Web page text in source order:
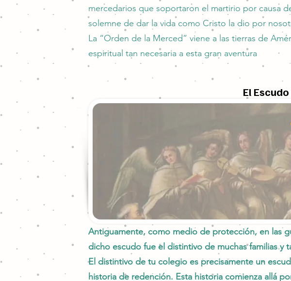
mercedarios que soportaron el martirio por causa
solemne de dar la vida como Cristo la dio por
La “Orden de la Merced” viene a las tierras de
espiritual tan necesaria a esta gran aventura
El
Antiguamente, como medio de protección, en las
dicho escudo fue el distintivo de muchas familias y
El distintivo de tu colegio es precisamente un
historia de redención. Esta historia comienza allá